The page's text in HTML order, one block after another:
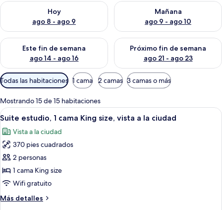
Hoy
ago 8 - ago 9
Consulta la disponibilidad para hoy ago 8 - ago 9
Mañana
ago 9 - ago 10
Consulta la disponibilidad
Este fin de semana
ago 14 - ago 16
Consulta la disponibilidad para este fin de semana ago 14 -
Próximo fin de semana
ago 21 - ago 23
Consulta la disponibilidad
Filtros
disponibles
para
las
habitaciones
Todas las habitaciones 1 cama 2 camas 3 camas o más
Mostrando 15 de 15 habitaciones
Abrir
todas
las
fotos
de
Suite
estudio,
cama
Una cocina moderna con
7
Suite estudio, 1 cama King size, vista a la ciudad
Vista a la ciudad
370 pies cuadrados
2 personas
1 cama King size
Wifi gratuito
Más detalles
Más